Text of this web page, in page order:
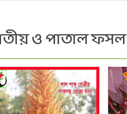
ও পাতাল ফসল